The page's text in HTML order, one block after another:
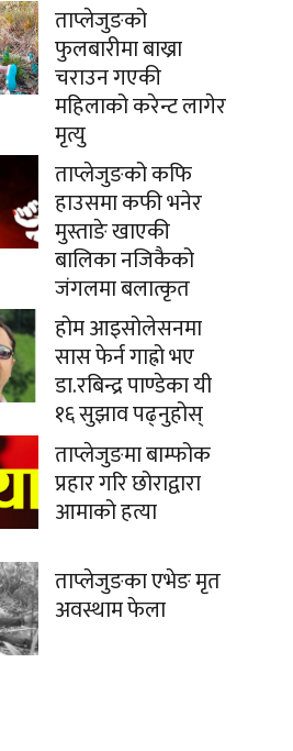
ताप्लेजुङको
फुलबारीमा बाख्रा
चराउन गएकी
महिलाको करेन्ट लागेर
मृत्यु
ताप्लेजुङको कफि
हाउसमा कफी भनेर
मुस्ताङे खाएकी
बालिका नजिकैको
जंगलमा बलात्कृत
होम आइसोलेसनमा
सास फेर्न गाह्रो भए
डा.रबिन्द्र पाण्डेका यी
१६ सुझाव पढ्नुहोस्
ताप्लेजुङमा बाम्फोक
प्रहार गरि छोराद्वारा
आमाको हत्या
ताप्लेजुङका एभेङ मृत
अवस्थाम फेला